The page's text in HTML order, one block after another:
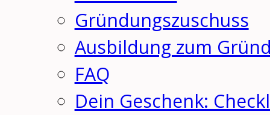
Gründungszuschuss
Ausbildung zum
FAQ
Dein Geschenk: